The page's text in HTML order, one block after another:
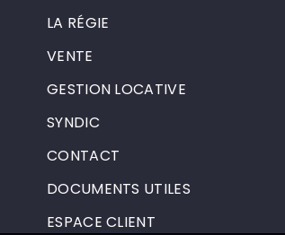
LA RÉGIE
VENTE
GESTION LOCATIVE
SYNDIC
CONTACT
DOCUMENTS UTILES
ESPACE CLIENT